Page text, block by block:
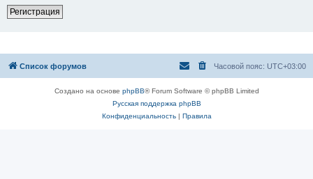
Регистрация
Список форумов Часовой пояс: UTC+03:00
Создано на основе phpBB® Forum Software © phpBB Limited
Русская поддержка phpBB
Конфиденциальность| Правила